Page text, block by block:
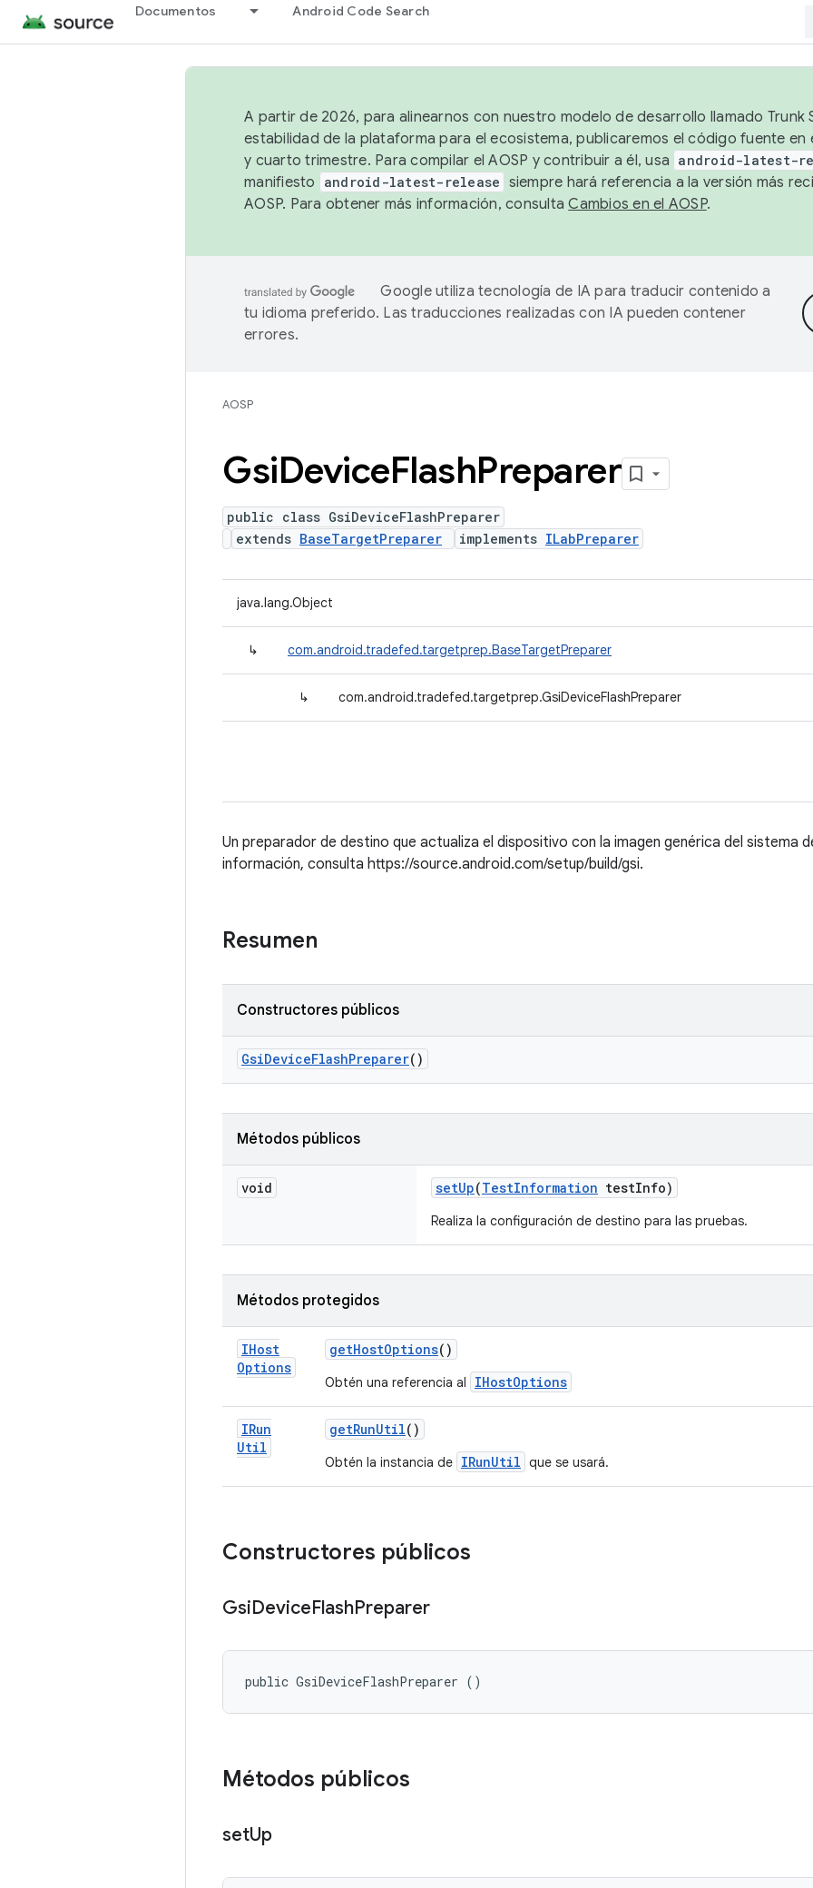
Documentos Android Code Search
A partir de 2026, para alinearnos con nuestro modelo de desarrollo llamado Trunk
estabilidad de la plataforma para el ecosistema, publicaremos el código fuente en
y cuarto trimestre. Para compilar el AOSP y contribuir a él, usa android-latest-
manifiesto android-latest-release siempre hará referencia a la versión más
AOSP. Para obtener más información, consultaCambios en el AOSP.
Google utiliza tecnología de IA para traducir contenido a
tu idioma preferido. Las traducciones realizadas con IA pueden contener
errores.
AOSP
GsiDeviceFlashPreparer
public class GsiDeviceFlashPreparer
extends BaseTargetPreparer implements ILabPreparer
java.lang.Object
↳ com.android.tradefed.targetprep.BaseTargetPreparer
↳ com.android.tradefed.targetprep.GsiDeviceFlashPreparer
Un preparador de destino que actualiza el dispositivo con la imagen genérica del sistema
información, consulta https://source.android.com/setup/build/gsi.
Resumen
Constructores públicos
GsiDeviceFlashPreparer()
Métodos públicos
void setUp(TestInformation testInfo)
Realiza la configuración de destino para las pruebas.
Métodos protegidos
IHost
Options
getHostOptions()
Obtén una referencia al IHostOptions
IRun
Util
getRunUtil()
Obtén la instancia de IRunUtil que se usará.
Constructores públicos
GsiDeviceFlashPreparer
public GsiDeviceFlashPreparer ()
Métodos públicos
setUp